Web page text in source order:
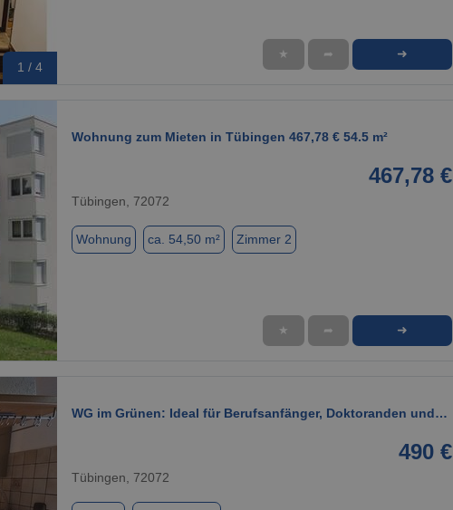
1 / 4
★ ➦ ➜
1 / 1
Wohnung zum Mieten in Tübingen 467,78 € 54.5 m²
467,78 €
Tübingen, 72072
Wohnung ca. 54,50 m² Zimmer 2
★ ➦ ➜
WG im Grünen: Ideal für Berufsanfänger, Doktoranden und…
490 €
Tübingen, 72072